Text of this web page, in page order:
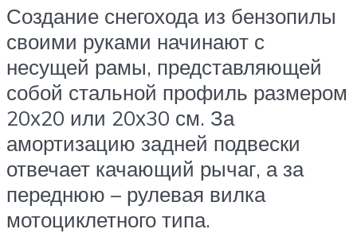
Создание снегохода из бензопилы
своими руками начинают с
несущей рамы, представляющей
собой стальной профиль размером
20х20 или 20х30 см. За
амортизацию задней подвески
отвечает качающий рычаг, а за
переднюю – рулевая вилка
мотоциклетного типа.